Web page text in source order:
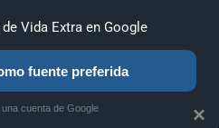
TRUCOS XBOX ONE ×
Vida Extra en Google
fuente preferida
cuenta de Google